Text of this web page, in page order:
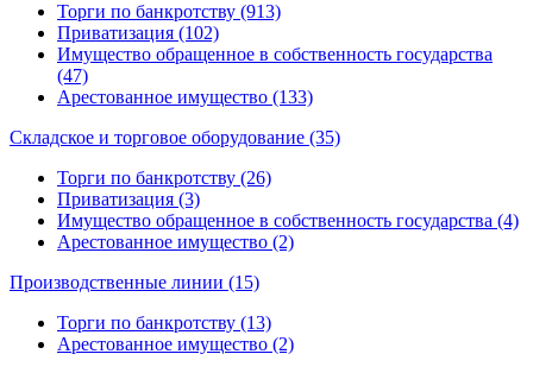
Торги по банкротству (913)
Приватизация (102)
Имущество обращенное в собственность государства
(47)
Арестованное имущество (133)
Складское и торговое оборудование (35)
Торги по банкротству (26)
Приватизация (3)
Имущество обращенное в собственность государства (4)
Арестованное имущество (2)
Производственные линии (15)
Торги по банкротству (13)
Арестованное имущество (2)